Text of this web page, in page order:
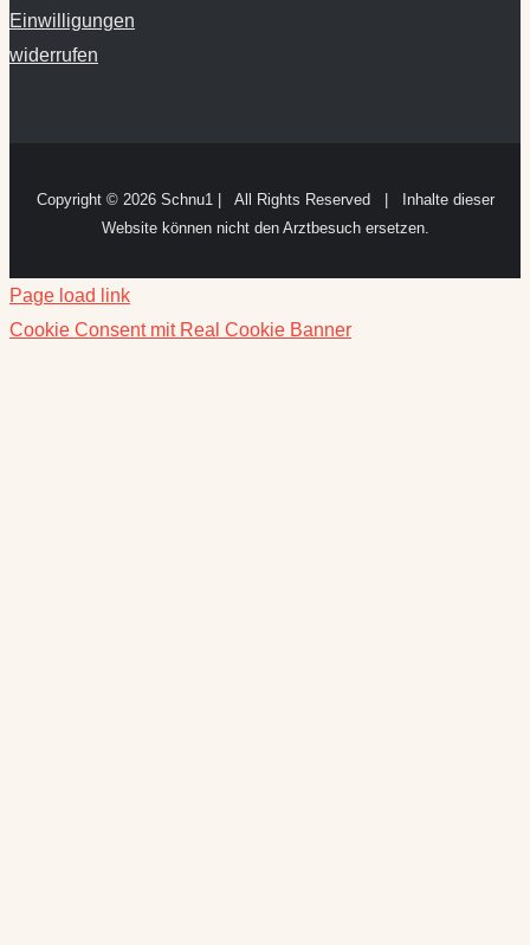
Einwilligungen
widerrufen
Copyright © 2026 Schnu1 | All Rights Reserved | Inhalte dieser
Website können nicht den Arztbesuch ersetzen.
Page load link
Cookie Consent mit Real Cookie Banner